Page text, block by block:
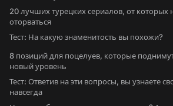
20 лучших турецких сериалов, от которых
оторваться
Тест: На какую знаменитость вы похожи?
8 позиций для поцелуев, которые
новый уровень
Тест: Ответив на эти вопросы, вы узнаете
навсегда